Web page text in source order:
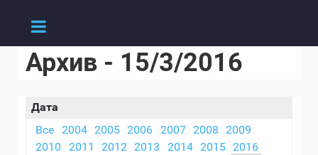
Архив - 15/3/2016
Дата
Все
2004 2005 2006 2007 2008
2009
2010
2011 2012 2013 2014 2015 2016